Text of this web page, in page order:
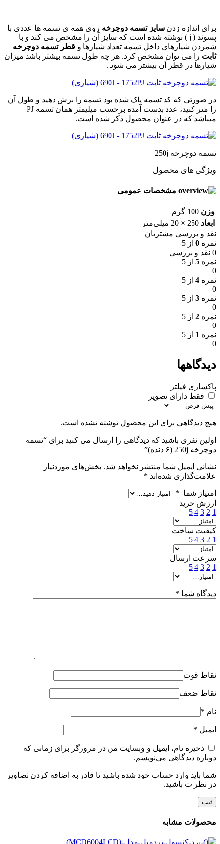
برای اندازه زدن سایز تسمه دوچرخه روی همه ی تسمه ها عددی با
پسوند ( j ) نوشته شده است که سایز آن را مشخص می کند و با
شمردن شیارهای داخل تسمه تعداد شیارها و قطر تسمه دوچرخه
ثابت را می توان مشخص کرد. هر چه طول تسمه بیشتر باشد میزان
شیارها در قطر آن بیشتر می شود .
در صورتی که کد تسمه پاک شده بود تسمه را برش دهید و طول آن
را متر کنید، عدد بدست آمده برحسب میلیمتر همان تسمه PJ
میباشد که در عنوان محصول ذکر شده است.
تسمه دوچرخه 250j
ویژگی های محصول
مشخصات عمومی
وزن 100 گرم
ابعاد 250 × 20 میلی‌متر
نقد و بررسی مشتریان
نمره 0 از 5
0 نقد و بررسی
نمره 5 از 5
0
نمره 4 از 5
0
نمره 3 از 5
0
نمره 2 از 5
0
نمره 1 از 5
0
دیدگاهها
پاکسازی فیلتر
فقط دارای تصویر
هیچ دیدگاهی برای این محصول نوشته نشده است.
اولین نفری باشید که دیدگاهی را ارسال می کنید برای “تسمه
دوچرخه 250j (۶ دنده)”
نشانی ایمیل شما منتشر نخواهد شد. بخش‌های موردنیاز
علامت‌گذاری شده‌اند *
امتیاز شما *
ارزش خرید
1
2
3
4
5
کیفیت ساخت
1
2
3
4
5
سرعت ارسال
1
2
3
4
5
دیدگاه شما *
نقاط قوت
نقاط ضعف
نام *
ایمیل *
ذخیره نام، ایمیل و وبسایت من در مرورگر برای زمانی که
دوباره دیدگاهی می‌نویسم.
شما باید وارد حساب خود شده باشید تا قادر به اضافه کردن تصاویر
در نظرات باشید.
محصولات مشابه